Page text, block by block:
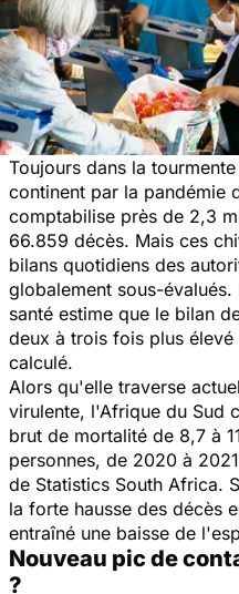
Toujours dans la
continent par la pandémie
comptabilise près de 2,3
66.859 décès. Mais ces
bilans quotidiens des
globalement sous-
santé estime que le bilan
deux à trois fois plus
calculé.
Alors qu'elle traverse
virulente, l'Afrique du Sud
brut de mortalité de 8,7 à
personnes, de 2020 à
de Statistics South Africa.
la forte hausse des décès
entraîné une baisse de
Nouveau pic de
?